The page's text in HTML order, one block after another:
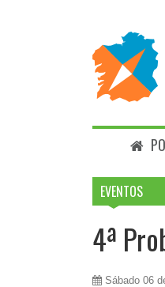
EVENTOS
4ª
Sábado 06